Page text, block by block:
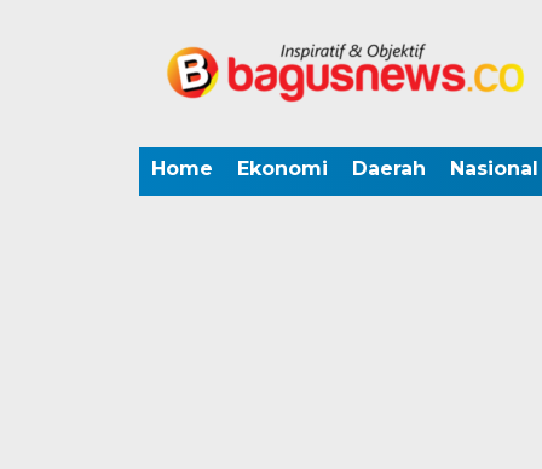
Home Ekonomi Daerah Nasional